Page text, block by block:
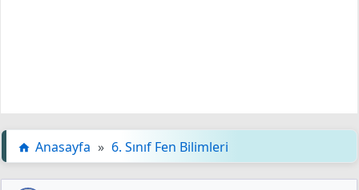
Anasayfa » 6. Sınıf Fen Bilimleri